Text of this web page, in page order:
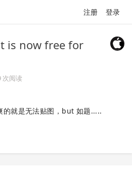
注册 登录
is now free for
次阅读
的就是无法贴图，but 如题.....